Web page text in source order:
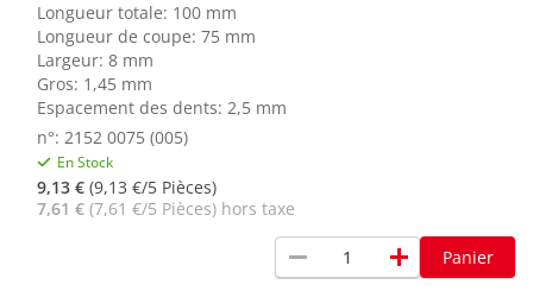
Longueur totale: 100 mm
Longueur de coupe: 75 mm
Largeur: 8 mm
Gros: 1,45 mm
Espacement des dents: 2,5 mm
n°: 2152 0075 (005)
En Stock
9,13 € (9,13 €/5 Pièces)
7,61 € (7,61 €/5 Pièces) hors taxe
remove add Panier